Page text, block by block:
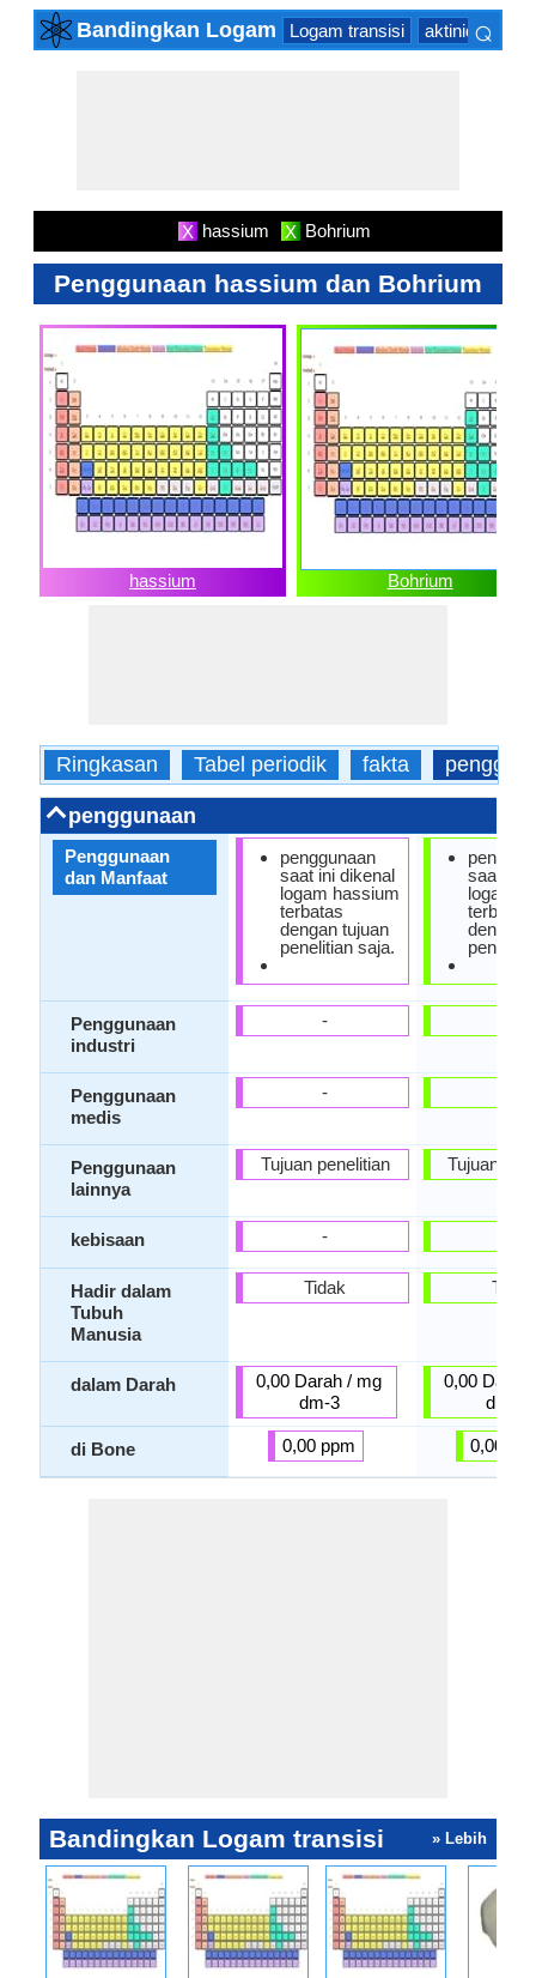
Bandingkan Logam Logam transisi aktinida⌕
X hassium X Bohrium
Penggunaan hassium dan Bohrium
hassium Bohrium
Ringkasan Tabel periodik fakta
penggunaan
Penggunaan
dan Manfaat
Penggunaan
industri
Penggunaan
medis
Penggunaan
lainnya
kebisaan
Hadir dalam
Tubuh
Manusia
dalam Darah
di Bone
penggunaan
saat ini dikenal
logam hassium
terbatas
dengan tujuan
penelitian saja.
-
-
Tujuan penelitian
-
Tidak
0,00 Darah / mg
dm-3
0,00 ppm
saat ini
logam
terbatas
dengan
Tujuan
Tidak
0,00 Darah
dm-3
0,00
Bandingkan Logam transisi » Lebih